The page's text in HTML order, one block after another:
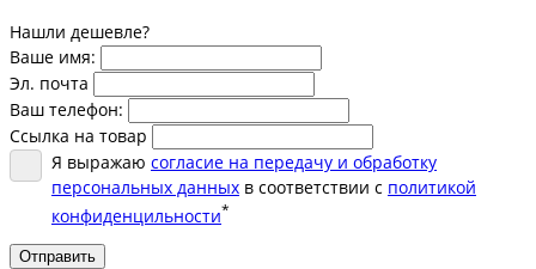
Нашли дешевле?
Ваше имя:
Эл. почта
Ваш телефон:
Ссылка на товар
Я выражаю согласие на передачу и обработку
персональных данных в соответствии с политикой
конфиденцильности*
Отправить